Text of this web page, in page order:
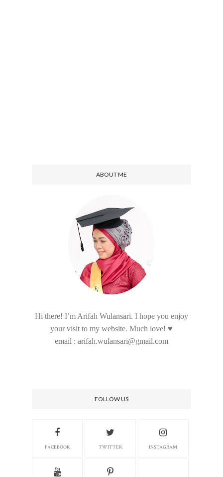
ABOUT ME
Hi there! I’m Arifah Wulansari. I hope you enjoy
your visit to my website. Much love! ♥
email : arifah.wulansari@gmail.com
FOLLOW US
FACEBOOK TWITTER INSTAGRAM